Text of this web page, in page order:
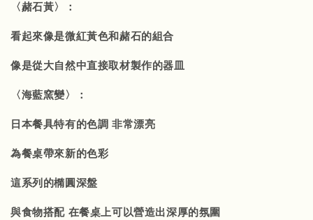
〈赭石黃〉：
看起來像是微紅黃色和赭石的組合
像是從大自然中直接取材製作的器皿
〈海藍窯變〉：
日本餐具特有的色調 非常漂亮
為餐桌帶來新的色彩
這系列的橢圓深盤
與食物搭配 在餐桌上可以營造出深厚的氛圍